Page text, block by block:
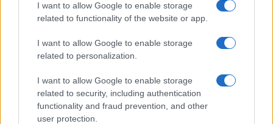
I want to allow Google to enable storage
related to functionality of the website or app.
I want to allow Google to enable storage
related to personalization.
I want to allow Google to enable storage
related to security, including authentication
functionality and fraud prevention, and other
user protection.